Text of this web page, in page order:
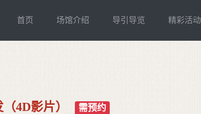
首页 场馆介绍 导引导览 精彩活动
4D影片） 需预约